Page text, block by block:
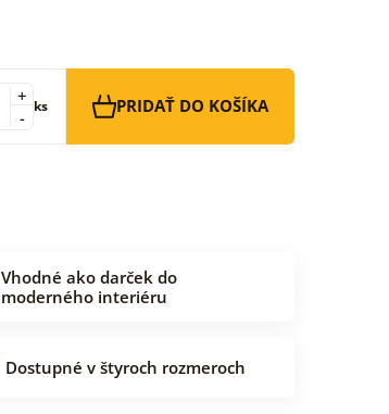
-
+ ks PRIDAŤ DO KOŠÍKA
Vhodné ako darček do
moderného interiéru
Dostupné v štyroch rozmeroch